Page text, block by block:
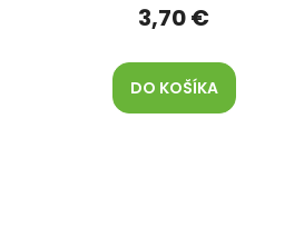
3,70 €
DO KOŠÍKA